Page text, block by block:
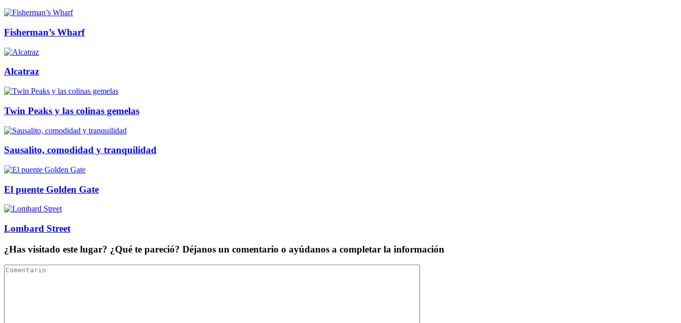
Fisherman’s Wharf
Alcatraz
Twin Peaks y las colinas gemelas
Sausalito, comodidad y tranquilidad
El puente Golden Gate
Lombard Street
¿Has visitado este lugar? ¿Qué te pareció? Déjanos un comentario o ayúdanos a completar la información